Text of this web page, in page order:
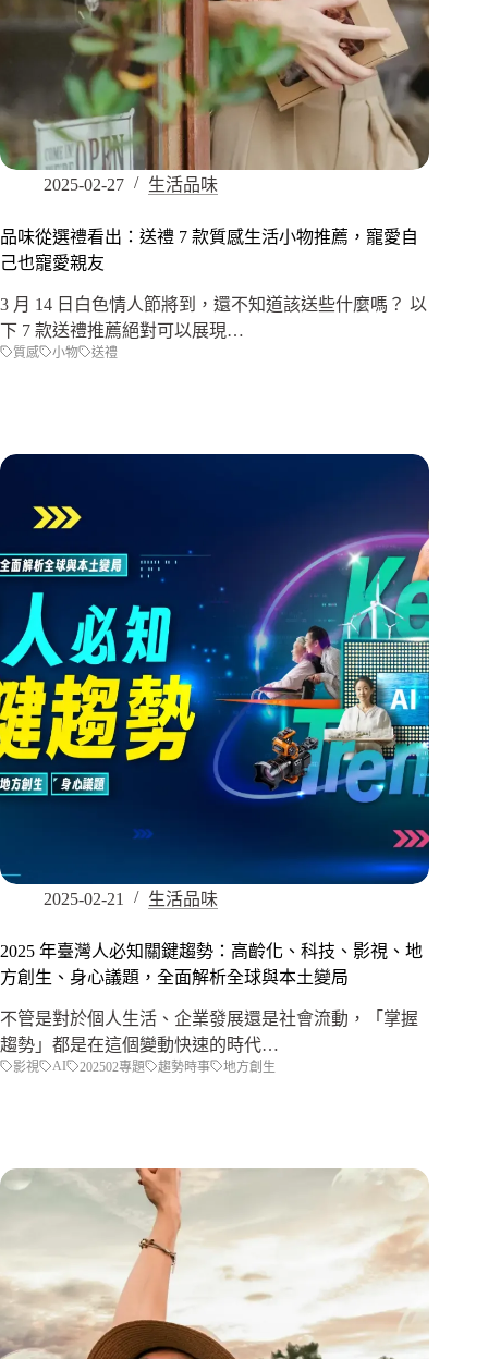
2025-02-27 生活品味
品味從選禮看出：送禮 7 款質感生活小物推薦，寵愛自
己也寵愛親友
3 月 14 日白色情人節將到，還不知道該送些什麼嗎？ 以
下 7 款送禮推薦絕對可以展現…
質感 小物 送禮
2025-02-21 生活品味
2025 年臺灣人必知關鍵趨勢：高齡化、科技、影視、地
方創生、身心議題，全面解析全球與本土變局
不管是對於個人生活、企業發展還是社會流動，「掌握
趨勢」都是在這個變動快速的時代…
影視 AI 202502專題 趨勢時事 地方創生